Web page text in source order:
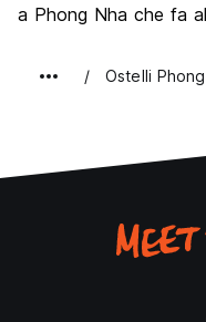
a Phong Nha che fa
Ostelli